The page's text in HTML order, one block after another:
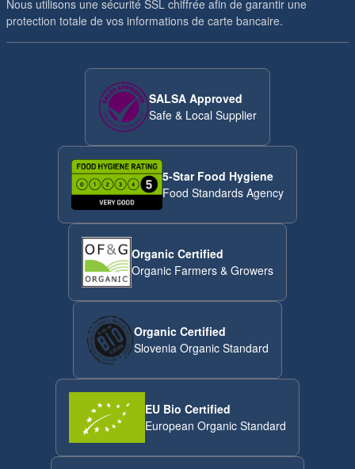
Nous utilisons une sécurité SSL chiffrée afin de garantir une
protection totale de vos informations de carte bancaire.
SALSA Approved
Safe & Local Supplier
5-Star Food Hygiene
Food Standards Agency
Organic Certified
Organic Farmers & Growers
Organic Certified
Slovenia Organic Standard
EU Bio Certified
European Organic Standard